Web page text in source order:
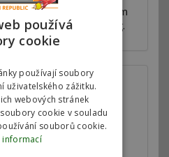
než 53 zemích po celém
autorizovaný chiptuning.
používá
cookie
používají soubory
uživatelského zážitku.
webových stránek
cookie v souladu
souborů cookie.
informací